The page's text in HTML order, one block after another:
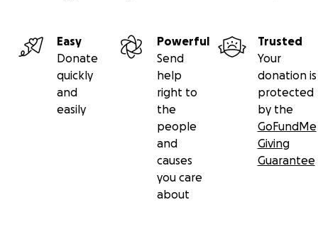
Easy
Donate
quickly
and
easily
Powerful
Send
help
right to
the
people
and
causes
you care
about
Trusted
Your
donation is
protected
by the
GoFundMe
Giving
Guarantee